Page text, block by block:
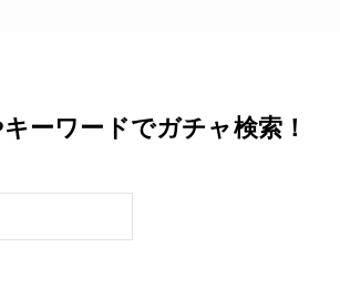
ーワードでガチャ検索！